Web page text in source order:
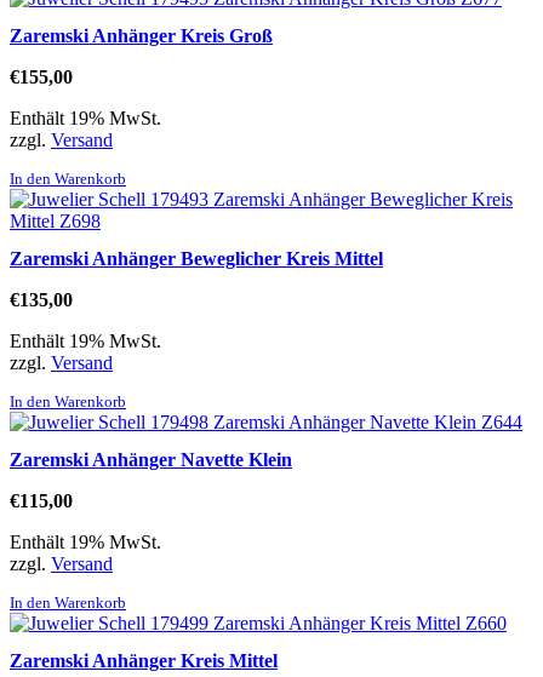
Zaremski Anhänger Kreis Groß
€155,00
Enthält 19% MwSt.
zzgl. Versand
In den Warenkorb
Zaremski Anhänger Beweglicher Kreis Mittel
€135,00
Enthält 19% MwSt.
zzgl. Versand
In den Warenkorb
Zaremski Anhänger Navette Klein
€115,00
Enthält 19% MwSt.
zzgl. Versand
In den Warenkorb
Zaremski Anhänger Kreis Mittel